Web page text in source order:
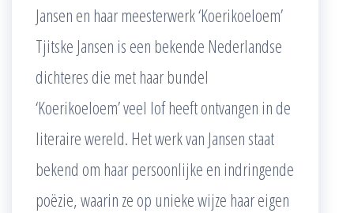
Jansen en haar meesterwerk ‘Koerikoeloem’
Tjitske Jansen is een bekende Nederlandse
dichteres die met haar bundel
‘Koerikoeloem’ veel lof heeft ontvangen in de
literaire wereld. Het werk van Jansen staat
bekend om haar persoonlijke en indringende
poëzie, waarin ze op unieke wijze haar eigen